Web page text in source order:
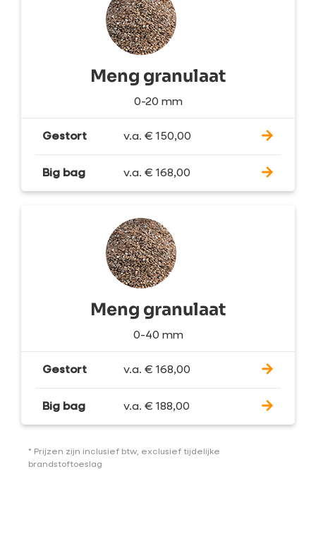
Meng granulaat
0-20 mm
Gestort v.a. € 150,00
Big bag v.a. € 168,00
Meng granulaat
0-40 mm
Gestort v.a. € 168,00
Big bag v.a. € 188,00
* Prijzen zijn inclusief btw, exclusief tijdelijke
brandstoftoeslag